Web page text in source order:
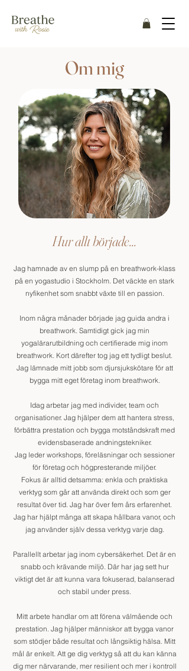
Om mig
Hur allt började...
Jag hamnade av en slump på en breathwork-klass
på en yogastudio i Stockholm. Det väckte en stark
nyfikenhet som snabbt växte till en passion.
Inom några månader började jag guida andra i
breathwork. Samtidigt gick jag min
yogalärarutbildning och certifierade mig inom
breathwork. Kort därefter tog jag ett tydligt beslut.
Jag lämnade mitt jobb som djursjukskötare för att
bygga mitt eget företag inom breathwork.
Idag arbetar jag med individer, team och
organisationer. Jag hjälper dem att hantera stress,
förbättra prestation och bygga motståndskraft med
evidensbaserade andningstekniker.
Jag leder workshops, föreläsningar och sessioner
för företag och högpresterande miljöer.
Fokus är alltid detsamma: enkla och praktiska
verktyg som går att använda direkt och som ger
resultat över tid. Jag har över fem års erfarenhet.
Jag har hjälpt många att skapa hållbara vanor, och
jag använder själv dessa verktyg varje dag.
Parallellt arbetar jag inom cybersäkerhet. Det är en
snabb och krävande miljö. Där har jag sett hur
viktigt det är att kunna vara fokuserad, balanserad
och stabil under press.
Mitt arbete handlar om att förena välmående och
prestation. Jag hjälper människor att bygga vanor
som stödjer både resultat och långsiktig hälsa. Mitt
mål är enkelt. Att ge dig verktyg så att du kan känna
dig mer närvarande, mer resilient och mer i kontroll